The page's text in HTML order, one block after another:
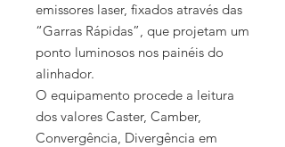
emissores laser, fixados através das
“Garras Rápidas”, que projetam um
ponto luminosos nos painéis do
alinhador.
O equipamento procede a leitura
dos valores Caster, Camber,
Convergência, Divergência em